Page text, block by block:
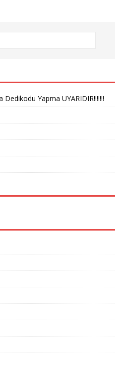
Dedikodu Yapma UYARIDIR!!!!!!!